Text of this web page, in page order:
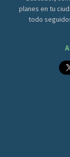
planes en tu
todo